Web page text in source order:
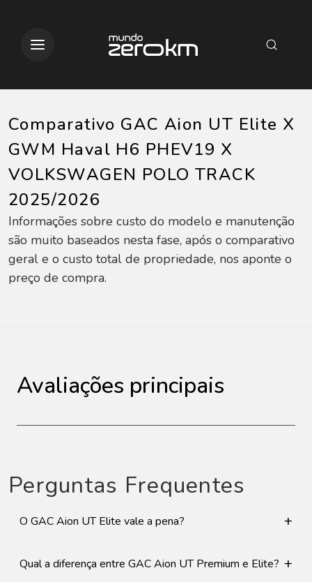
Comparativo GAC Aion UT Elite X
GWM Haval H6 PHEV19 X
VOLKSWAGEN POLO TRACK
2025/2026
Informações sobre custo do modelo e manutenção
são muito baseados nesta fase, após o comparativo
geral e o custo total de propriedade, nos aponte o
preço de compra.
Avaliações principais
Perguntas Frequentes
O GAC Aion UT Elite vale a pena? +
Qual a diferença entre GAC Aion UT Premium e Elite? +